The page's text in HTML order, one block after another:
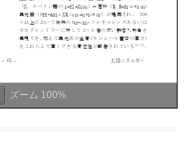
ズーム 100%